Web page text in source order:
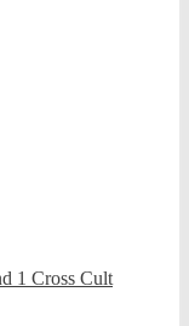
1 Cross Cult